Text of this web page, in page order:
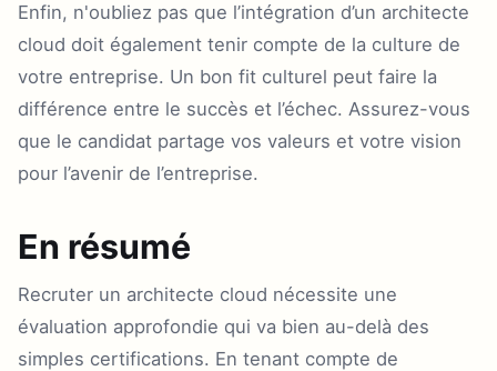
Enfin, n'oubliez pas que l’intégration d’un architecte
cloud doit également tenir compte de la culture de
votre entreprise. Un bon fit culturel peut faire la
différence entre le succès et l’échec. Assurez-vous
que le candidat partage vos valeurs et votre vision
pour l’avenir de l’entreprise.
En résumé
Recruter un architecte cloud nécessite une
évaluation approfondie qui va bien au-delà des
simples certifications. En tenant compte de